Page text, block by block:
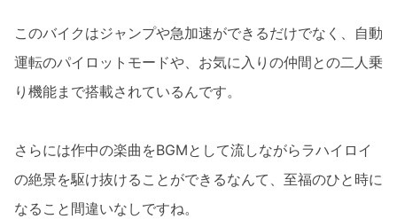
このバイクはジャンプや急加速ができるだけでなく、自動
運転のパイロットモードや、お気に入りの仲間との二人乗
り機能まで搭載されているんです。
さらには作中の楽曲をBGMとして流しながらラハイロイ
の絶景を駆け抜けることができるなんて、至福のひと時に
なること間違いなしですね。